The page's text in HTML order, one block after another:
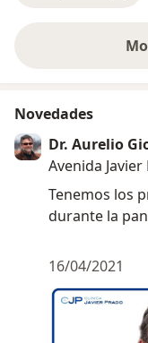
Novedades
Dr. Aurelio
Avenida
Tenemos los
durante la
16/04/2021